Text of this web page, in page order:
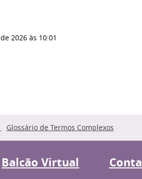
2026 às 10:01
Glossário de Termos Complexos
Balcão Virtual